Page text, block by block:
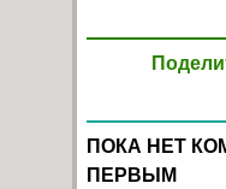
ПОКА НЕТ
ПЕРВЫМ